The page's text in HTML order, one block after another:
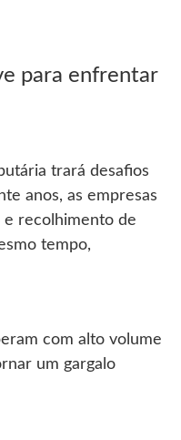
para enfrentar
trará desafios
anos, as empresas
e recolhimento de
tempo,
com alto volume
um gargalo